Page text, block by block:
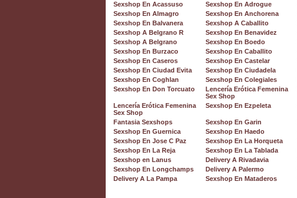
Sexshop En Acassuso Sexshop En Adrogue
Sexshop En Almagro
Sexshop En Anchorena
Sexshop En Balvanera
Sexshop A Caballito
Sexshop A Belgrano R
Sexshop En Benavidez
Sexshop A Belgrano
Sexshop En Boedo
Sexshop En Burzaco
Sexshop En Caballito
Sexshop En Caseros
Sexshop En Castelar
Sexshop En Ciudad Evita
Sexshop En Ciudadela
Sexshop En Coghlan
Sexshop En Colegiales
Sexshop En Don Torcuato
Lencería Erótica Femenina
Sex Shop
Lencería Erótica Femenina
Sex Shop
Sexshop En Ezpeleta
Fantasia Sexshops Sexshop En Garin
Sexshop En Guernica
Sexshop En Haedo
Sexshop En Jose C Paz
Sexshop En La Horqueta
Sexshop En La Reja
Sexshop En La Tablada
Sexshop en Lanus
Delivery A Rivadavia
Sexshop En Longchamps
Delivery A Palermo
Delivery A La Pampa
Sexshop En Mataderos